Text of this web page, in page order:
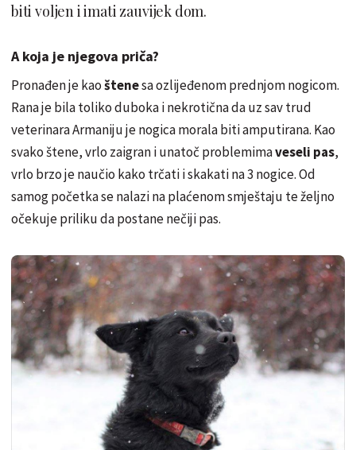
biti voljen i imati zauvijek dom.
A koja je njegova priča?
Pronađen je kaoštenesa ozlijeđenom prednjom nogicom.
Rana je bila toliko duboka i nekrotična da uz sav trud
veterinara Armaniju je nogica morala biti amputirana. Kao
svako štene, vrlo zaigran i unatoč problemimaveseli pas,
vrlo brzo je naučio kako trčati i skakati na 3 nogice. Od
samog početka se nalazi na plaćenom smještaju te željno
očekuje priliku da postane nečiji pas.